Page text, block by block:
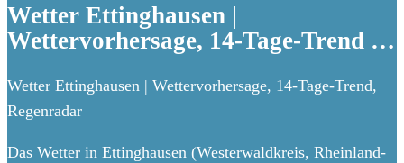
Wetter Ettinghausen |
Wettervorhersage, 14-Tage-Trend …
Wetter Ettinghausen | Wettervorhersage, 14-Tage-Trend,
Regenradar
Das Wetter in Ettinghausen (Westerwaldkreis, Rheinland-